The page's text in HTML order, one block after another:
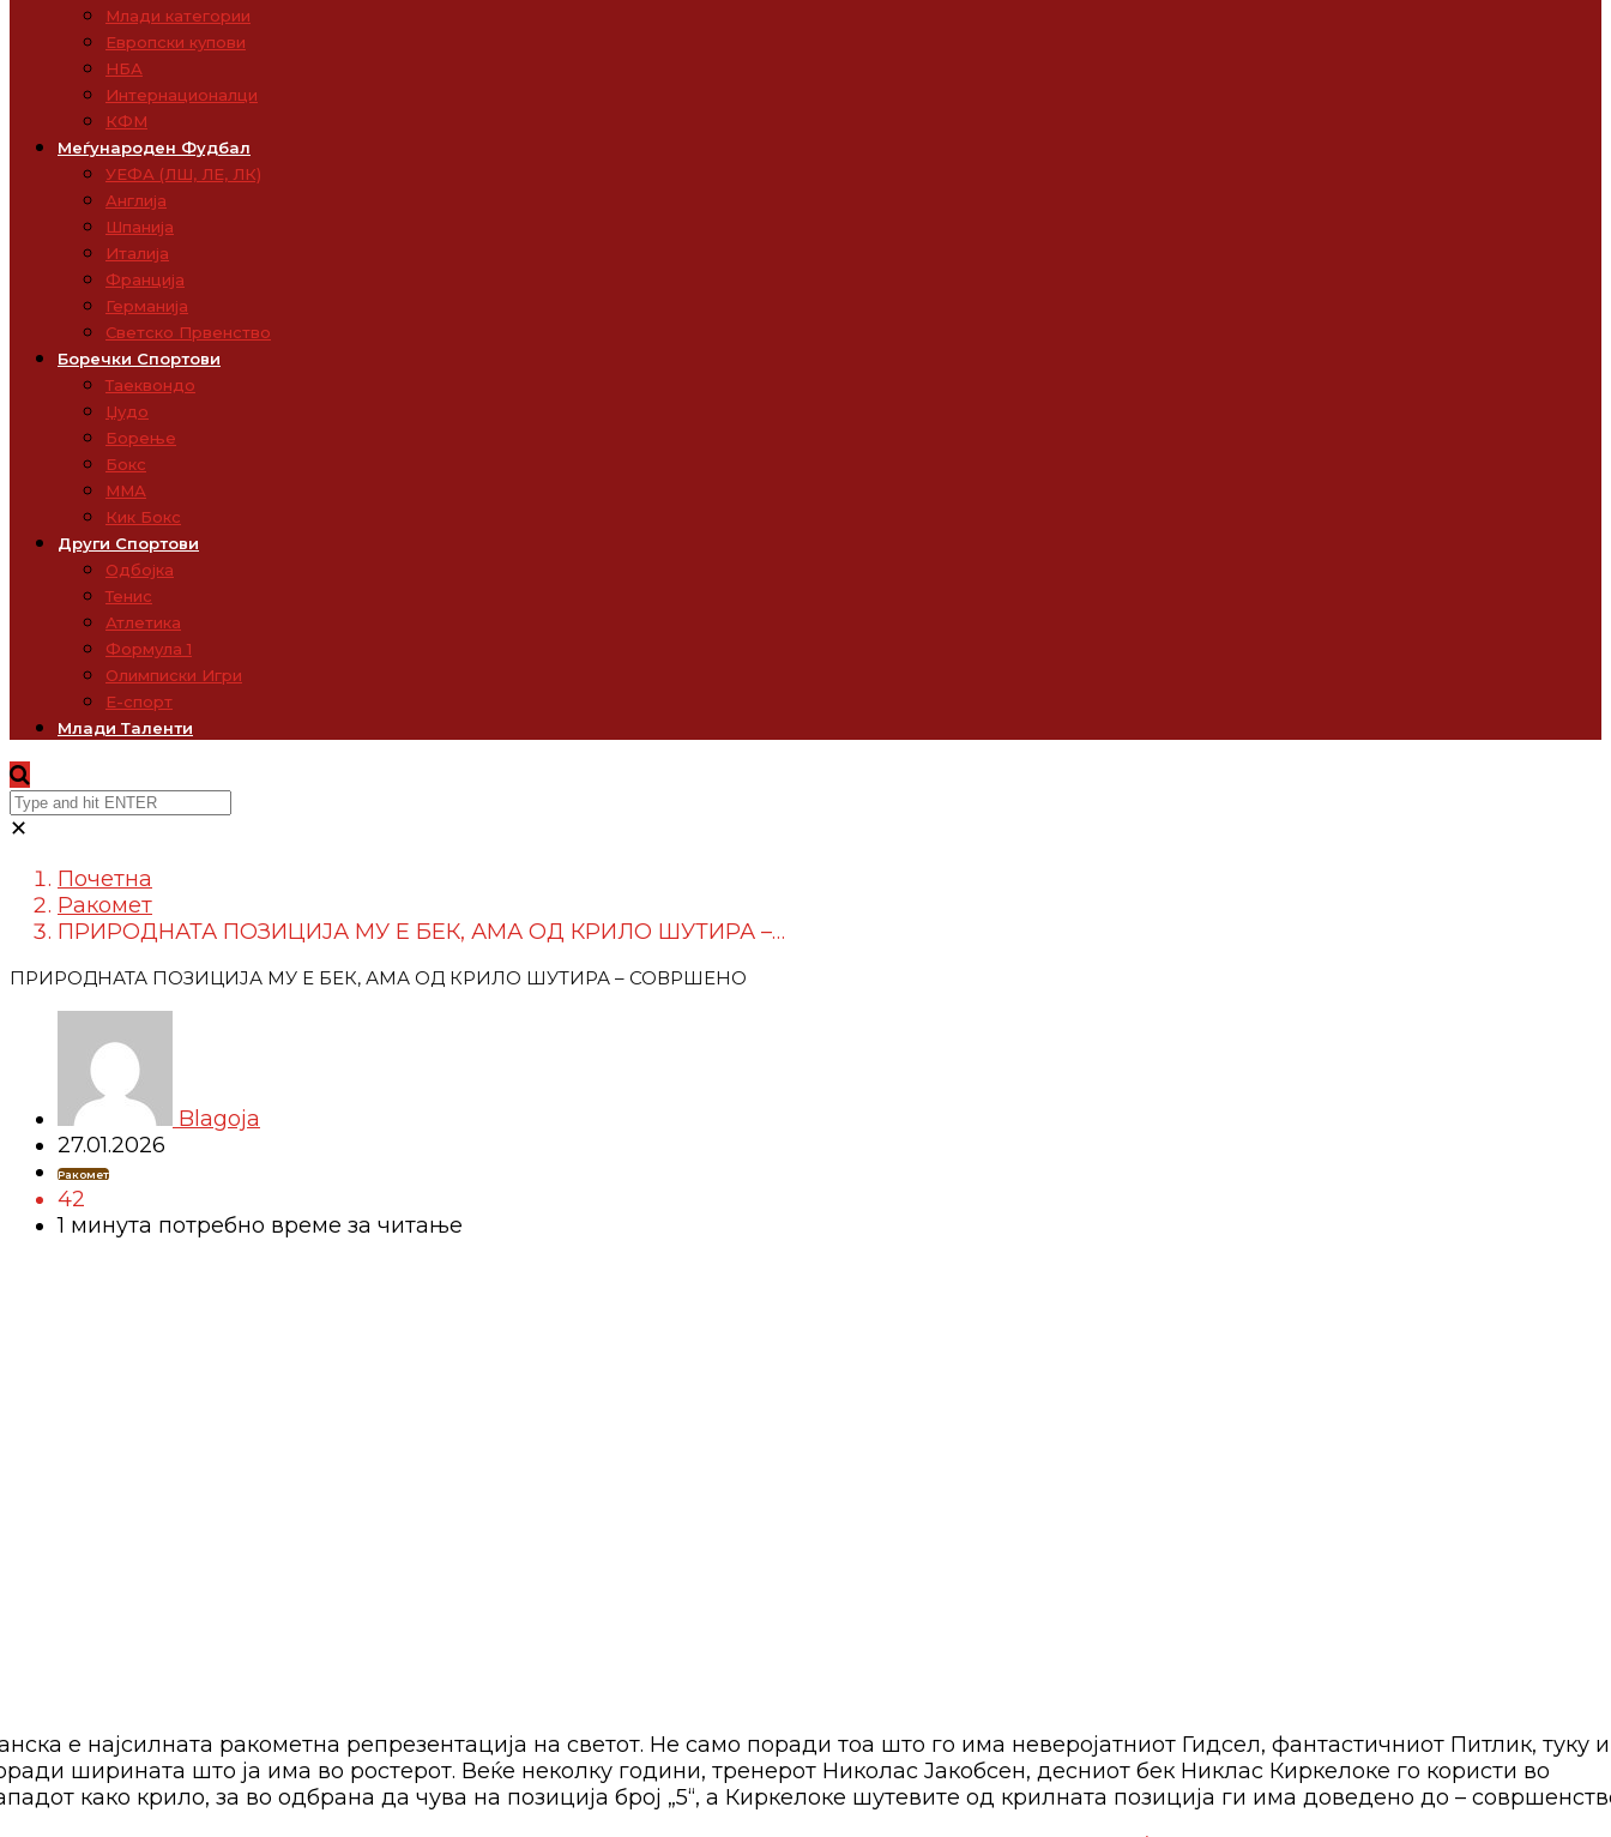
Млади категории
Европски купови
НБА
Интернационалци
КФМ
Меѓународен Фудбал
УЕФА (ЛШ, ЛЕ, ЛК)
Англија
Шпанија
Италија
Франција
Германија
Светско Првенство
Боречки Спортови
Таеквондо
Џудо
Борење
Бокс
ММА
Кик Бокс
Други Спортови
Одбојка
Тенис
Атлетика
Формула 1
Олимписки Игри
Е-спорт
Млади Таленти
✕
Почетна
Ракомет
ПРИРОДНАТА ПОЗИЦИЈА МУ Е БЕК, АМА ОД КРИЛО ШУТИРА –…
ПРИРОДНАТА ПОЗИЦИЈА МУ Е БЕК, АМА ОД КРИЛО ШУТИРА – СОВРШЕНО
Blagoja
27.01.2026
Ракомет
42
1 минутa потребно време за читање
е најсилната ракометна репрезентација на светот. Не само поради тоа што го има неверојатниот Гидсел, фантастичниот Питлик, туку и
ширината што ја има во ростерот. Веќе неколку години, тренерот Николас Јакобсен, десниот бек Никлас Киркелоке го користи во
како крило, за во одбрана да чува на позиција број „5“, а Киркелоке шутевите од крилната позиција ги има доведено до –